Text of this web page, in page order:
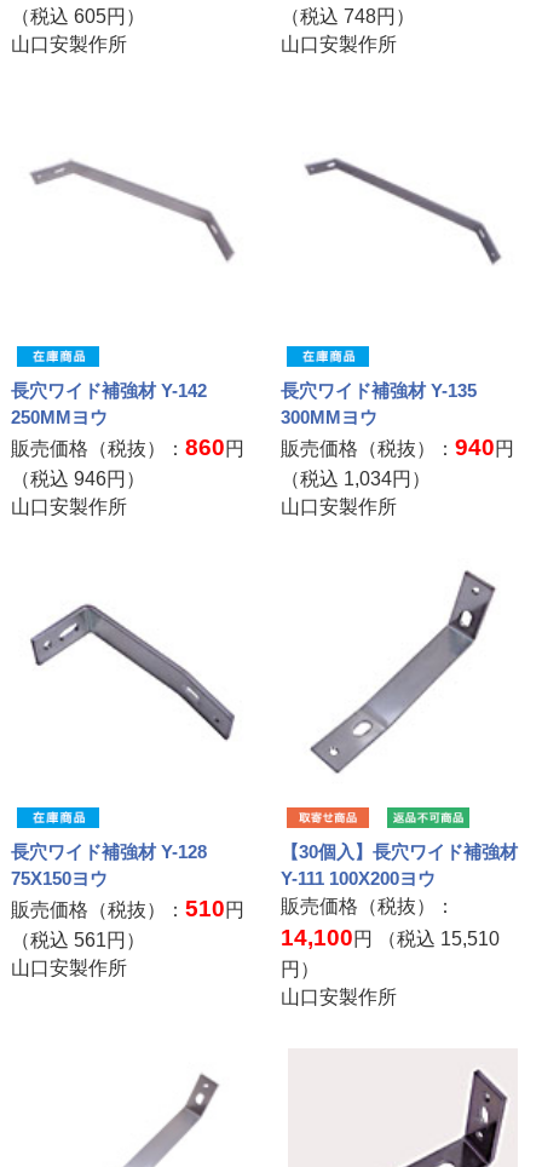
（税込 605円）
山口安製作所
（税込748円）
山口安製作所
長穴ワイド補強材 Y-142
250MMヨウ
販売価格（税抜）： 860円
（税込 946円）
山口安製作所
長穴ワイド補強材 Y-135
300MMヨウ
販売価格（税抜）：940円
（税込 1,034円）
山口安製作所
長穴ワイド補強材 Y-128
75X150ヨウ
販売価格（税抜）： 510円
（税込 561円）
山口安製作所
【30個入】長穴ワイド補強材
Y-111 100X200ヨウ
販売価格（税抜）：
14,100円 （税込 15,510
円）
山口安製作所